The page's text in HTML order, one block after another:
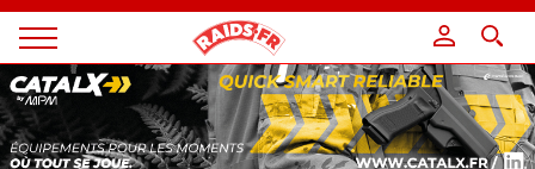
Magazine
Raids
Panneau de gestion des cookies